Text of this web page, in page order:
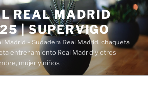
REAL MADRID
| SUPERVIGO
Madrid – Sudadera Real Madrid, chaqueta
entrenamiento Real Madrid y otros
mujer y niños.